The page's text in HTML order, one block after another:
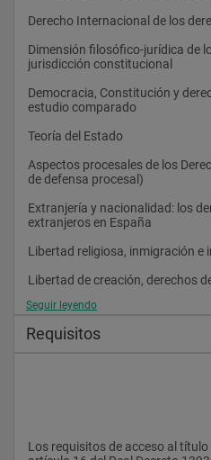
Derecho Internacional de los
Dimensión filosófico-jurídica de
jurisdicción constitucional
Democracia, Constitución y
estudio comparado
Teoría del Estado
Aspectos procesales de los
de defensa procesal)
Extranjería y nacionalidad: los
extranjeros en España
Libertad religiosa, inmigración e
Libertad de creación, derechos
  La protección penal de los derechos fundamentales y
Seguir leyendo
Requisitos
Los requisitos de acceso al